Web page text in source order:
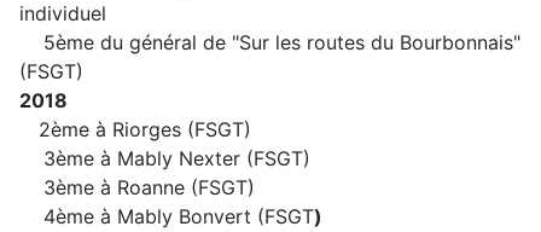
individuel
5ème du général de "Sur les routes du Bourbonnais"
(FSGT)
2018
2ème à Riorges (FSGT)
3ème à Mably Nexter (FSGT)
3ème à Roanne (FSGT)
4ème à Mably Bonvert (FSGT)